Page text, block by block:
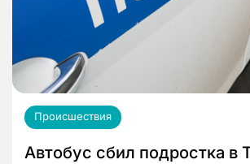
Происшествия
Автобус сбил подростка в